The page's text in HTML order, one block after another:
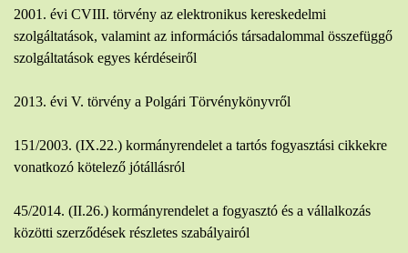
2001. évi CVIII. törvény az elektronikus kereskedelmi
szolgáltatások, valamint az információs társadalommal összefüggő
szolgáltatások egyes kérdéseiről
2013. évi V. törvény a Polgári Törvénykönyvről
151/2003. (IX.22.) kormányrendelet a tartós fogyasztási cikkekre
vonatkozó kötelező jótállásról
45/2014. (II.26.) kormányrendelet a fogyasztó és a vállalkozás
közötti szerződések részletes szabályairól